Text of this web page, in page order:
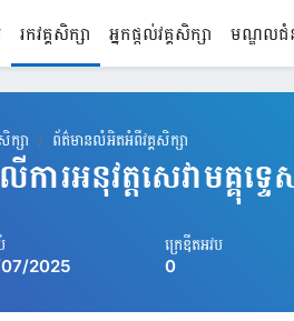
រកវគ្គសិក្សា អ្នកផ្តល់វគ្គសិក្សា មណ្ឌល
ក្សា ព័ត៌មានលំអិតអំពីវគ្គសិក្សា
ារអនុវត្តសេវាមគ្គុទ្ទ
2025
ក្រេឌីតអវប
0